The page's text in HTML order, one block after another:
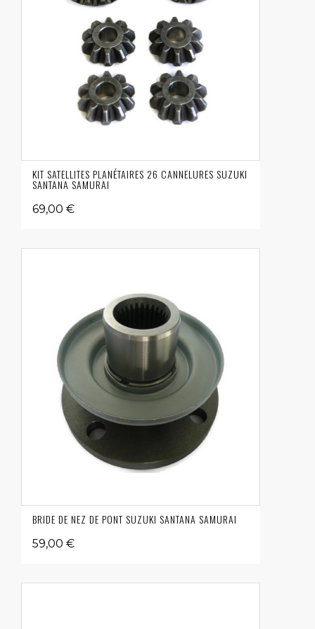
KIT SATELLITES PLANÉTAIRES 26 CANNELURES SUZUKI
SANTANA SAMURAI
69,00 €
BRIDE DE NEZ DE PONT SUZUKI SANTANA SAMURAI
59,00 €